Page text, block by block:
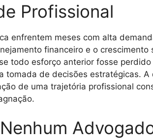
Profissional
enfrentem meses com alta
financeiro e o
todo esforço anterior fosse
tomada de decisões estratégicas.
de uma trajetória profissional